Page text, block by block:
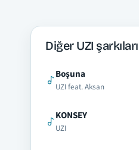
Diğer UZI şarkıları
Boşuna
UZI feat. Aksan
KONSEY
UZI